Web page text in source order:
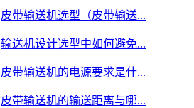
皮带输送机选型（皮带输送...
输送机设计选型中如何避免...
皮带输送机的电源要求是什...
皮带输送机的输送距离与哪...